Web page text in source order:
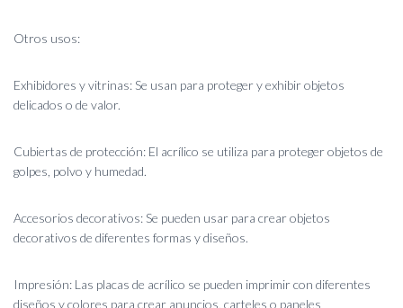
Otros usos:
Exhibidores y vitrinas: Se usan para proteger y exhibir objetos
delicados o de valor.
Cubiertas de protección: El acrílico se utiliza para proteger objetos de
golpes, polvo y humedad.
Accesorios decorativos: Se pueden usar para crear objetos
decorativos de diferentes formas y diseños.
Impresión: Las placas de acrílico se pueden imprimir con diferentes
diseños y colores para crear anuncios, carteles o paneles